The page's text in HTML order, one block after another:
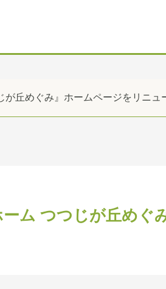
が丘めぐみ』ホームページをリニュ
ム つつじが丘めぐ